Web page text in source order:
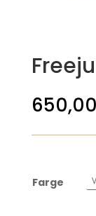
650,00
Farge